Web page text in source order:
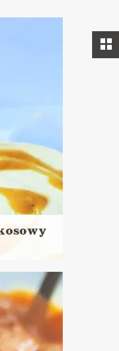
30 minut
?